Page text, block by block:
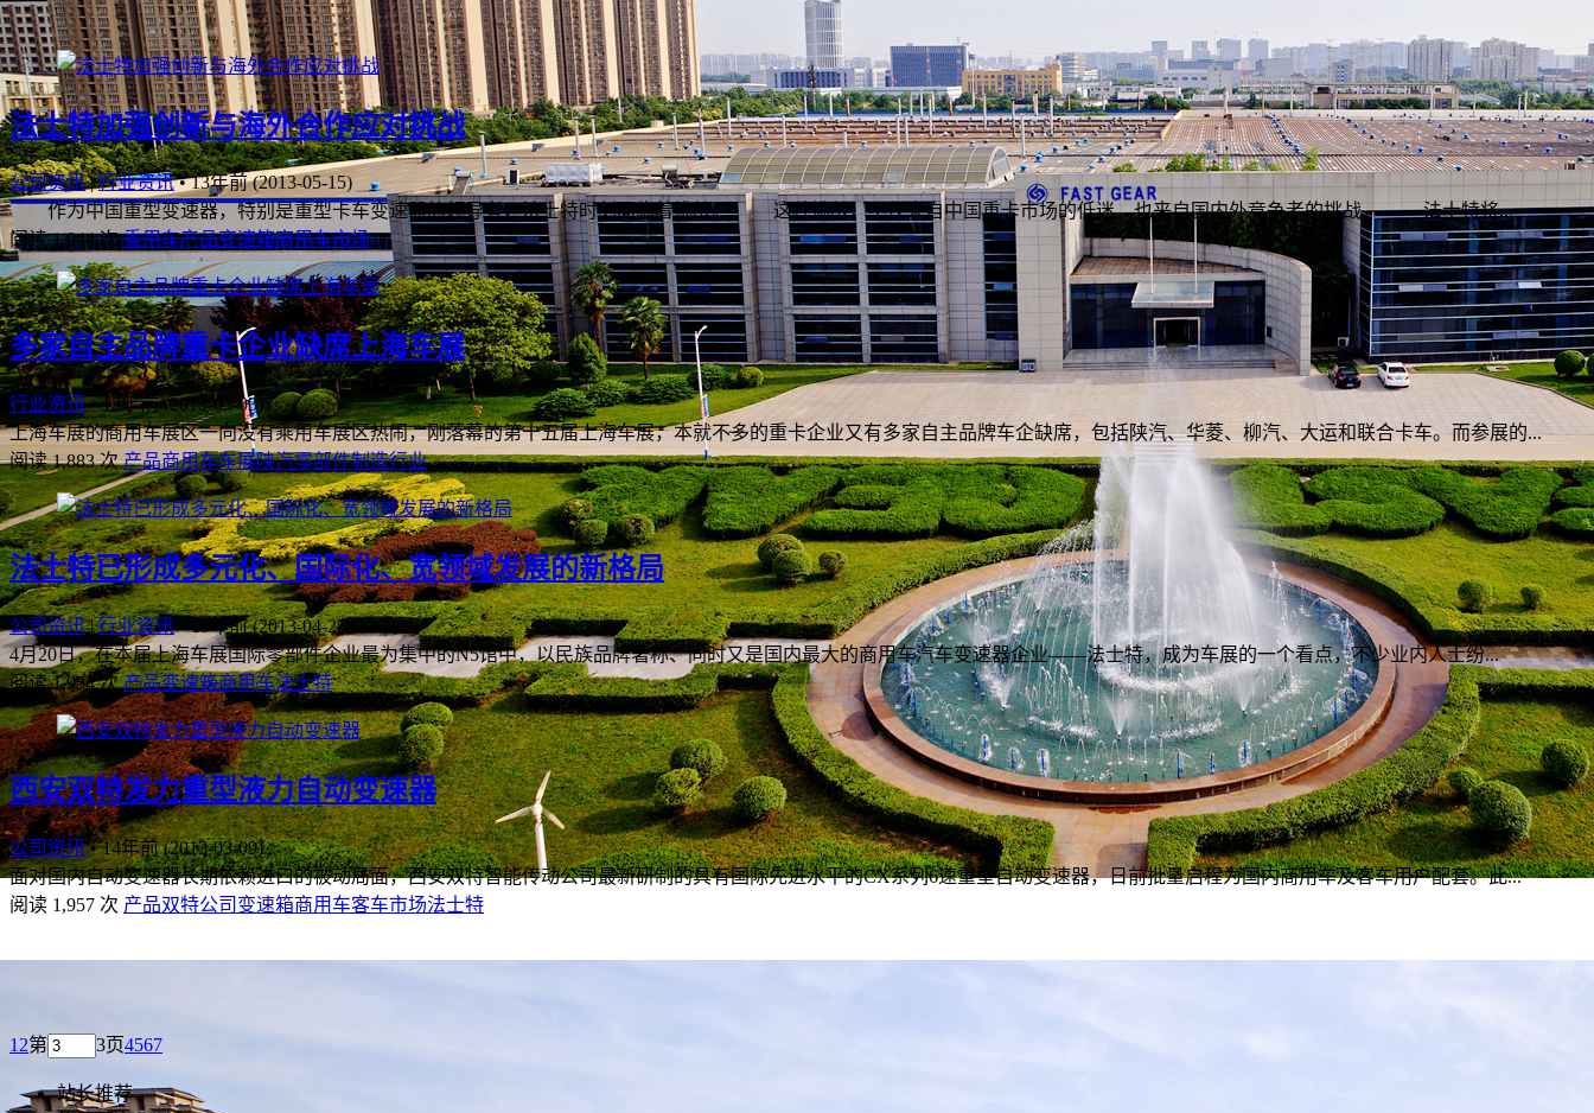
法士特加强创新与海外合作应对挑战
公司资讯|行业资讯 • 13年前 (2013-05-15)
作为中国重型变速器，特别是重型卡车变速器的领导者，法士特时刻面临着挑战。 这种挑战，不仅来自中国重卡市场的低迷，也来自国内外竞争者的挑战。 法士特将...
阅读 1,944 次乘用车产品变速箱商用车市场
多家自主品牌重卡企业缺席上海车展
行业资讯 • 13年前 (2013-05-03)
上海车展的商用车展区一向没有乘用车展区热闹，刚落幕的第十五届上海车展，本就不多的重卡企业又有多家自主品牌车企缺席，包括陕汽、华菱、柳汽、大运和联合卡车。而参展的...
阅读 1,883 次产品商用车车展陕汽零部件制造行业
法士特已形成多元化、国际化、宽领域发展的新格局
公司资讯|行业资讯 • 13年前 (2013-04-25)
4月20日，在本届上海车展国际零部件企业最为集中的N5馆中，以民族品牌著称、同时又是国内最大的商用车汽车变速器企业——法士特，成为车展的一个看点，不少业内人士纷...
阅读 1,954 次产品变速箱商用车法士特
西安双特发力重型液力自动变速器
公司资讯 • 14年前 (2013-03-09)
面对国内自动变速器长期依赖进口的被动局面，西安双特智能传动公司最新研制的具有国际先进水平的CX系列6速重型自动变速器，日前批量启程为国内商用车及客车用户配套。此...
阅读 1,957 次 产品双特公司 变速箱商用车客车市场法士特
1 2第 3页4567
站长推荐